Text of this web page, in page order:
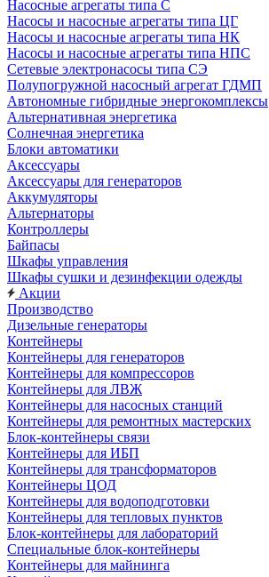
Насосные агрегаты типа С
Насосы и насосные агрегаты типа ЦГ
Насосы и насосные агрегаты типа НК
Насосы и насосные агрегаты типа НПС
Сетевые электронасосы типа СЭ
Полупогружной насосный агрегат ГДМП
Автономные гибридные энергокомплексы
Альтернативная энергетика
Солнечная энергетика
Блоки автоматики
Аксессуары
Аксессуары для генераторов
Аккумуляторы
Альтернаторы
Контроллеры
Байпасы
Шкафы управления
Шкафы сушки и дезинфекции одежды
Акции
Производство
Дизельные генераторы
Контейнеры
Контейнеры для генераторов
Контейнеры для компрессоров
Контейнеры для ЛВЖ
Контейнеры для насосных станций
Контейнеры для ремонтных мастерских
Блок-контейнеры связи
Контейнеры для ИБП
Контейнеры для трансформаторов
Контейнеры ЦОД
Контейнеры для водоподготовки
Контейнеры для тепловых пунктов
Блок-контейнеры для лабораторий
Специальные блок-контейнеры
Контейнеры для майнинга